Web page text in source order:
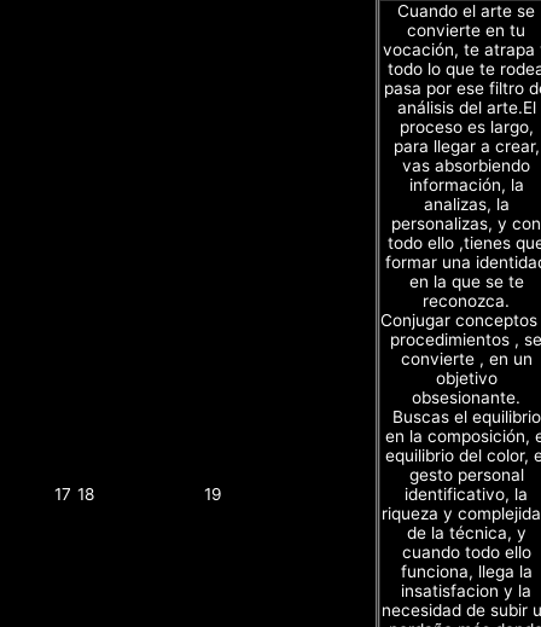
17 18 19
Cuando el arte se
convierte en tu
vocación, te atrapa
todo lo que te
pasa por ese filtro
análisis del arte.El
proceso es largo,
para llegar a crear,
vas absorbiendo
información, la
analizas, la
personalizas, y con
todo ello ,tienes
formar una
en la que se te
reconozca.
Conjugar
procedimientos , se
convierte , en un
objetivo
obsesionante.
Buscas el equilibrio
en la composición,
equilibrio del color,
gesto personal
identificativo, la
riqueza y
de la técnica, y
cuando todo ello
funciona, llega la
insatisfacion y la
necesidad de subir